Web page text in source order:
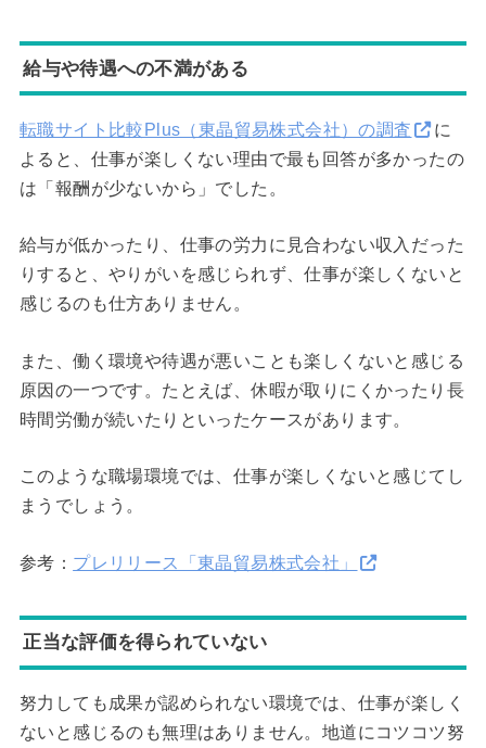
給与や待遇への不満がある
転職サイト比較Plus（東晶貿易株式会社）の調査
に
よると、仕事が楽しくない理由で最も回答が多かったの
は「報酬が少ないから」でした。
給与が低かったり、仕事の労力に見合わない収入だった
りすると、やりがいを感じられず、仕事が楽しくないと
感じるのも仕方ありません。
また、働く環境や待遇が悪いことも楽しくないと感じる
原因の一つです。たとえば、休暇が取りにくかったり長
時間労働が続いたりといったケースがあります。
このような職場環境では、仕事が楽しくないと感じてし
まうでしょう。
参考： プレリリース「東晶貿易株式会社」
正当な評価を得られていない
努力しても成果が認められない環境では、仕事が楽しく
ないと感じるのも無理はありません。地道にコツコツ努